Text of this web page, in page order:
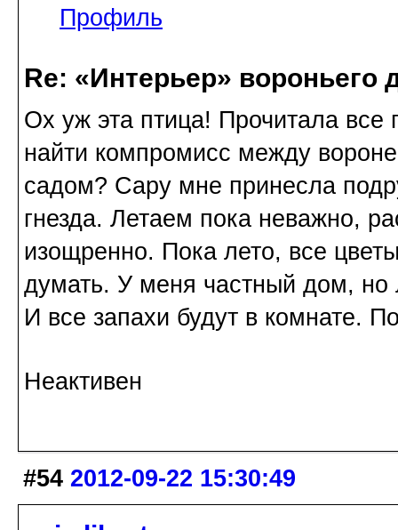
Профиль
Re: «Интерьер» вороньего
Ох уж эта птица! Прочитала все
найти компромисс между
садом? Сару мне принесла
гнезда. Летаем пока неважно,
изощренно. Пока лето, все
думать. У меня частный дом, но
И все запахи будут в комнате.
Неактивен
#54 2012-09-22 15:30:49